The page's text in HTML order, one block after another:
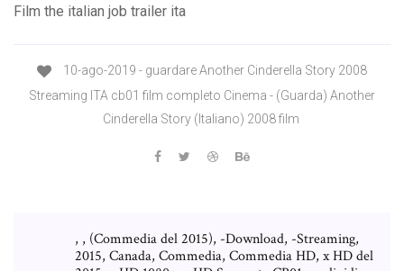
Film the italian job trailer ita
10-ago-2019 - guardare Another Cinderella Story 2008
Streaming ITA cb01 film completo Cinema - (Guarda) Another
Cinderella Story (Italiano) 2008 film
, , (Commedia del 2015), -Download, -Streaming,
2015, Canada, Commedia, Commedia HD, x HD del